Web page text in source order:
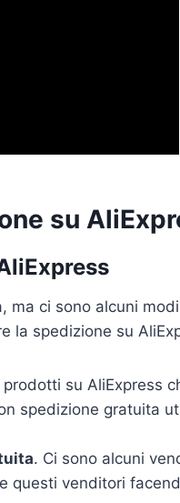
su
ma ci sono alcuni
la spedizione su
su AliExpress
spedizione gratuita
. Ci sono alcuni
questi venditori